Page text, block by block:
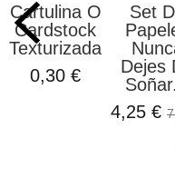
Cartulina O
Cardstock
Texturizada...
0,30 €
Set
Dejes
4,25 €